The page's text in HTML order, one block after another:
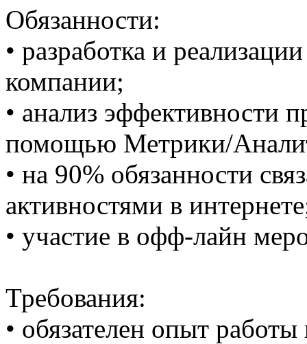
Обязанности:
• разработка и
компании;
• анализ эффективности
помощью Метрики/
• на 90% обязанности
активностями в
• участие в офф-лайн
Требования:
• обязателен опыт